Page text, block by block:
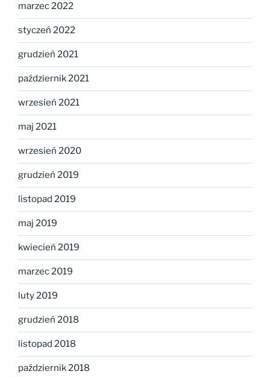
marzec 2022
styczeń 2022
grudzień 2021
październik 2021
wrzesień 2021
maj 2021
wrzesień 2020
grudzień 2019
listopad 2019
maj 2019
kwiecień 2019
marzec 2019
luty 2019
grudzień 2018
listopad 2018
październik 2018